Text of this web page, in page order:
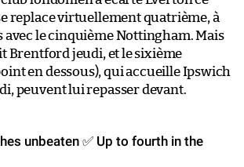
replace virtuellement quatrième, à
avec le cinquième Nottingham. Mais
Brentford jeudi, et le sixième
en dessous), qui accueille Ipswich
peuvent lui repasser devant.
unbeaten ✅ Up to fourth in the